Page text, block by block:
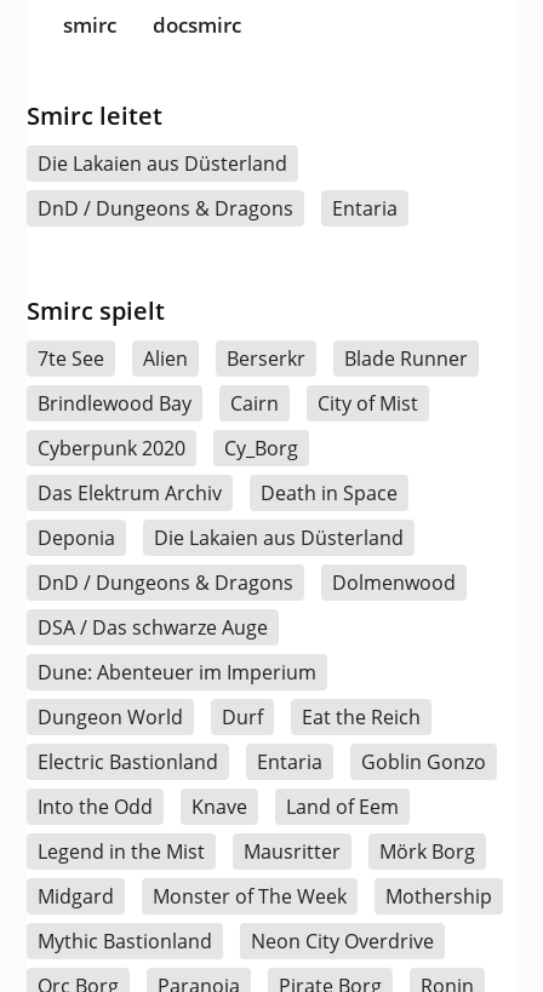
smirc docsmirc
Smirc leitet
Die Lakaien aus Düsterland
DnD / Dungeons & Dragons
Entaria
Smirc spielt
7te See Alien Berserkr
Blade Runner
Brindlewood Bay
Cairn
City of Mist
Cyberpunk 2020
Cy_Borg
Das Elektrum Archiv
Death in Space
Deponia
Die Lakaien aus Düsterland
DnD / Dungeons & Dragons
Dolmenwood
DSA / Das schwarze Auge
Dune: Abenteuer im Imperium
Dungeon World
Durf
Eat the Reich
Electric Bastionland
Entaria
Goblin Gonzo
Into the Odd
Knave
Land of Eem
Legend in the Mist
Mausritter
Mörk Borg
Midgard
Monster of The Week
Mothership
Mythic Bastionland
Neon City Overdrive
Orc Borg
Paranoia Pirate Borg Ronin